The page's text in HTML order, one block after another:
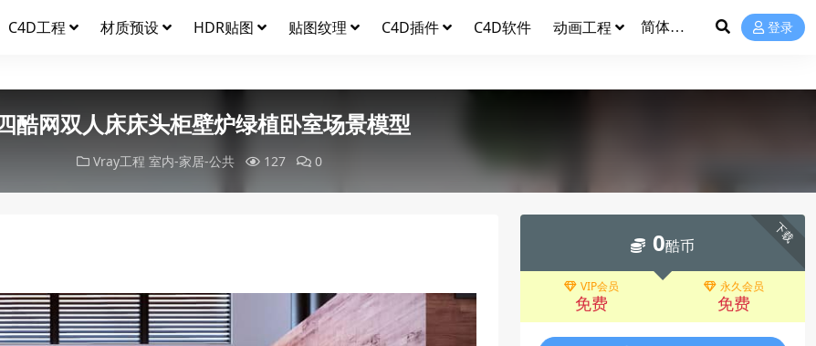
C4D工程 材质预设 HDR贴图 贴图纹理 C4D插件 C4D软件 动画工程 登录
酷网双人床床头柜壁炉绿植卧室场景模型
Vray工程 室内-家居-公共 127 0
下载
0酷币
VIP会员
免费
永久会员
免费